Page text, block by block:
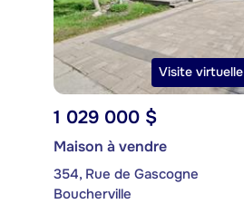
Visite virtuelle
1 029 000 $
Maison à vendre
354, Rue de Gascogne
Boucherville